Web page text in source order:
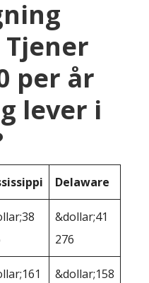
per år
lever i
Delaware
&dollar;41
276
&dollar;158